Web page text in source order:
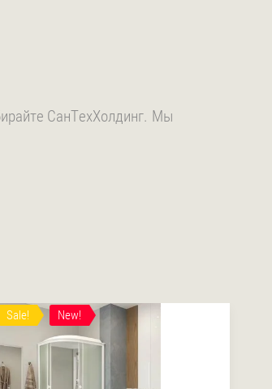
СанТехХолдинг. Мы
Sale! New!